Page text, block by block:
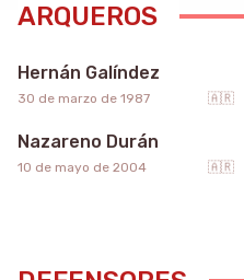
ARQUEROS 1
Hernán Galíndez
30 de marzo de 1987 🇦🇷
12
Nazareno Durán
10 de mayo de 2004 🇦🇷